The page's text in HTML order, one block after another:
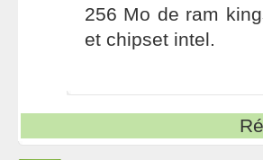
256 Mo de ram
et chipset intel.